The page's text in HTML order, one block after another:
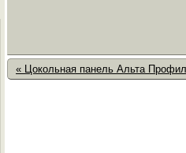
« Цокольная панель Альта